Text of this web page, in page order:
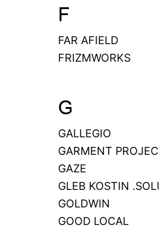
F
FAR AFIELD
FRIZMWORKS
G
GALLEGIO
GARMENT
GAZE
GLEB KOSTIN
GOLDWIN
GOOD LOCAL